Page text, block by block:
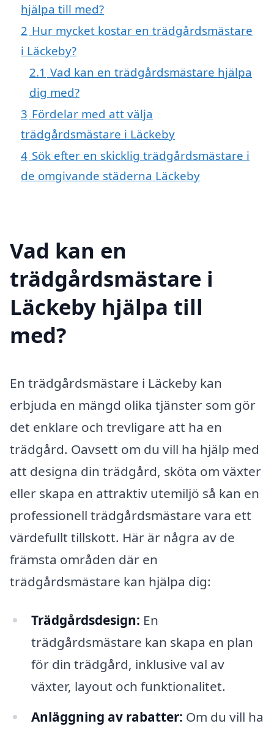
hjälpa till med?
2 Hur mycket kostar en trädgårdsmästare
i Läckeby?
2.1 Vad kan en trädgårdsmästare hjälpa
dig med?
3 Fördelar med att välja
trädgårdsmästare i Läckeby
4 Sök efter en skicklig trädgårdsmästare i
de omgivande städerna Läckeby
Vad kan en
trädgårdsmästare i
Läckeby hjälpa till
med?
En trädgårdsmästare i Läckeby kan
erbjuda en mängd olika tjänster som gör
det enklare och trevligare att ha en
trädgård. Oavsett om du vill ha hjälp med
att designa din trädgård, sköta om växter
eller skapa en attraktiv utemiljö så kan en
professionell trädgårdsmästare vara ett
värdefullt tillskott. Här är några av de
främsta områden där en
trädgårdsmästare kan hjälpa dig:
Trädgårdsdesign: En
trädgårdsmästare kan skapa en plan
för din trädgård, inklusive val av
växter, layout och funktionalitet.
Anläggning av rabatter: Om du vill ha